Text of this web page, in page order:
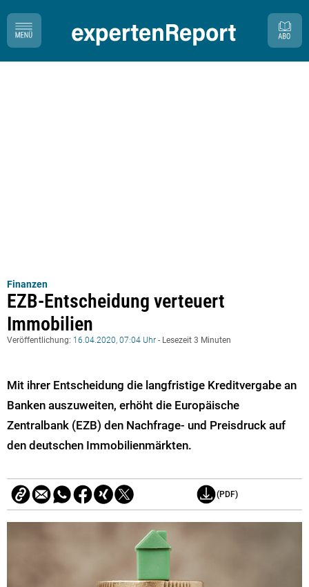
Finanzen
EZB-Entscheidung verteuert
Immobilien
Veröffentlichung: 16.04.2020, 07:04 Uhr - Lesezeit 3 Minuten
Mit ihrer Entscheidung die langfristige Kreditvergabe an
Banken auszuweiten, erhöht die Europäische
Zentralbank (EZB) den Nachfrage- und Preisdruck auf
den deutschen Immobilienmärkten.
(PDF)